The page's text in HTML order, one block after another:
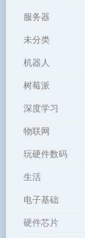
服务器
未分类
机器人
树莓派
深度学习
物联网
玩硬件数码
生活
电子基础
硬件芯片